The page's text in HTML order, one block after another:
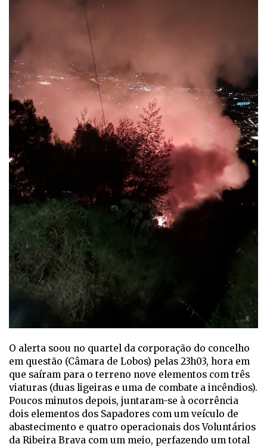
O alerta soou no quartel da corporação do concelho
em questão (Câmara de Lobos) pelas 23h03, hora em
que saíram para o terreno nove elementos com três
viaturas (duas ligeiras e uma de combate a incêndios).
Poucos minutos depois, juntaram-se à ocorrência
dois elementos dos Sapadores com um veículo de
abastecimento e quatro operacionais dos Voluntários
da Ribeira Brava com um meio, perfazendo um total